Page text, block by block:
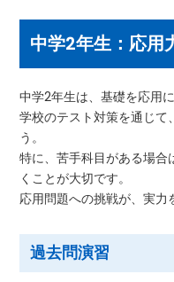
中学2年生：応用
中学2年生は、基礎を応用
学校のテスト対策を通じて
う。
特に、苦手科目がある場合
くことが大切です。
応用問題への挑戦が、実力
過去問演習